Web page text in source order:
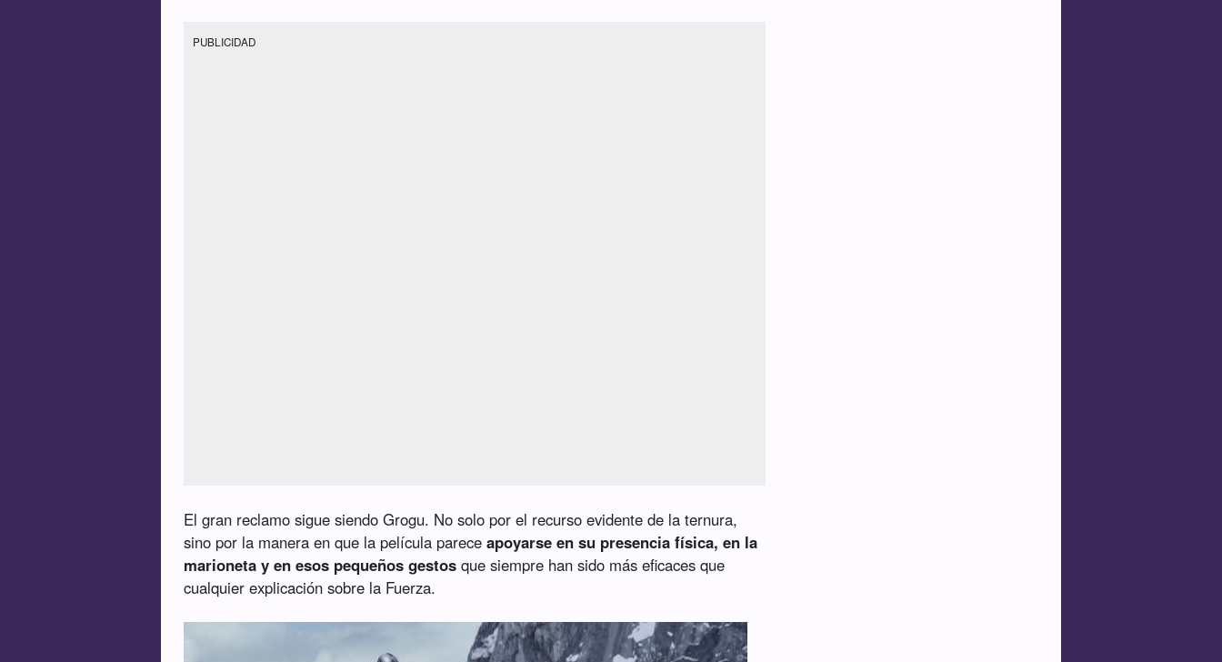
PUBLICIDAD
El gran reclamo sigue siendo Grogu. No solo por el recurso evidente de la ternura,
sino por la manera en que la película parece apoyarse en su presencia física, en la
marioneta y en esos pequeños gestos que siempre han sido más eficaces que
cualquier explicación sobre la Fuerza.